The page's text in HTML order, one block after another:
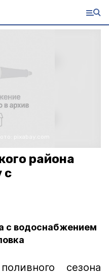
района
с
с водоснабжением
сезона